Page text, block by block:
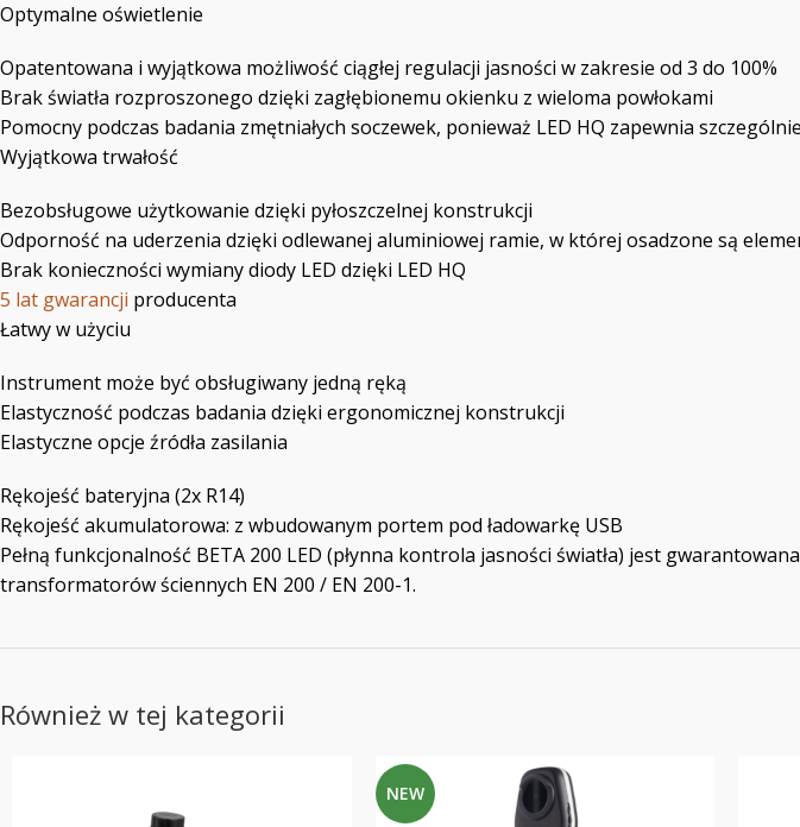
Optymalne oświetlenie
Opatentowana i wyjątkowa możliwość ciągłej regulacji jasności w zakresie od 3 do 100%
Brak światła rozproszonego dzięki zagłębionemu okienku z wieloma powłokami
Pomocny podczas badania zmętniałych soczewek, ponieważ LED HQ zapewnia
Wyjątkowa trwałość
Bezobsługowe użytkowanie dzięki pyłoszczelnej konstrukcji
Odporność na uderzenia dzięki odlewanej aluminiowej ramie, w której osadzone są
Brak konieczności wymiany diody LED dzięki LED HQ
5 lat gwarancji producenta
Łatwy w użyciu
Instrument może być obsługiwany jedną ręką
Elastyczność podczas badania dzięki ergonomicznej konstrukcji
Elastyczne opcje źródła zasilania
Rękojeść bateryjna (2x R14)
Rękojeść akumulatorowa: z wbudowanym portem pod ładowarkę USB
Pełną funkcjonalność BETA 200 LED (płynna kontrola jasności światła) jest
transformatorów ściennych EN 200 / EN 200-1.
Również w tej kategorii
NEW